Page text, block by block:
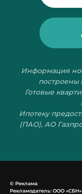
© Реклама
Рекламодатель: OOO «СБН»